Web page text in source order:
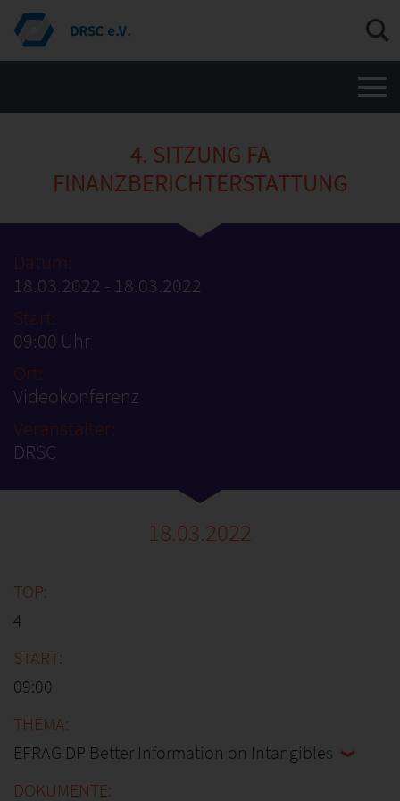
4. SITZUNG FA
FINANZBERICHTERSTATTUNG
Datum:
18.03.2022 - 18.03.2022
Start:
09:00 Uhr
Ort:
Videokonferenz
Veranstalter:
DRSC
18.03.2022
4
09:00
EFRAG DP Better Information on Intangibles